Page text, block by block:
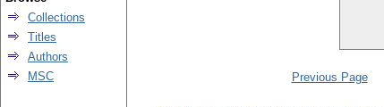
Previous Page
Collections
Titles
Authors
MSC